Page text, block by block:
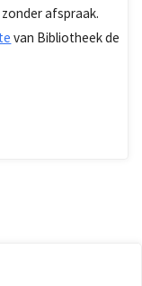
afspraak.
van Bibliotheek de